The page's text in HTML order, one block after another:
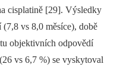
cisplatině [29]. Výsledky
vs 8,0 měsíce), době
objektivních odpovědí
vs 6,7 %) se vyskytoval